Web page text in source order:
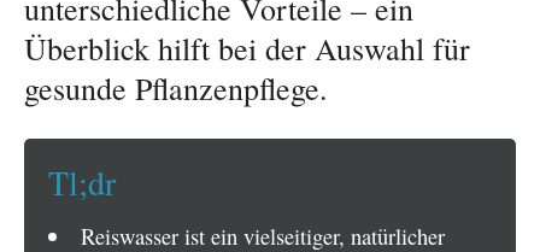
unterschiedliche Vorteile – ein
Überblick hilft bei der Auswahl für
gesunde Pflanzenpflege.
Tl;dr
Reiswasser ist ein vielseitiger, natürlicher